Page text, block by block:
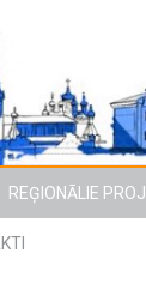
REĢIONĀLIE